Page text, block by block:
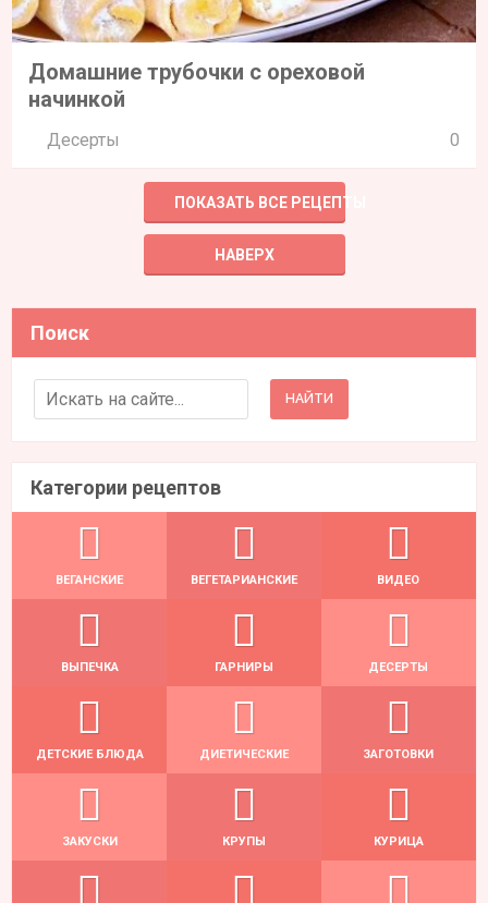
Домашние трубочки с ореховой
начинкой
Десерты 0
ПОКАЗАТЬ ВСЕ РЕЦЕПТЫ
НАВЕРХ
Поиск
Search for:
Категории рецептов
ВЕГАНСКИЕ ВЕГЕТАРИАНСКИЕ ВИДЕО
ВЫПЕЧКА ГАРНИРЫ ДЕСЕРТЫ
ДЕТСКИЕ БЛЮДА ДИЕТИЧЕСКИЕ ЗАГОТОВКИ
ЗАКУСКИ КРУПЫ КУРИЦА